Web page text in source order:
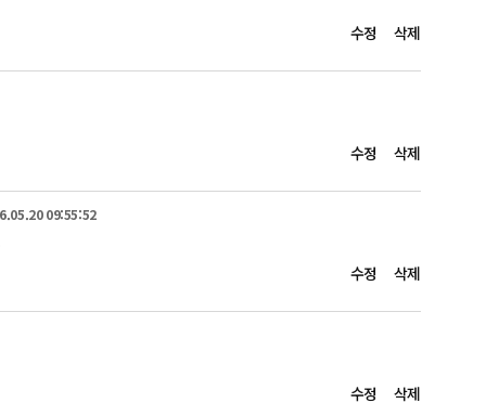
어마어마한 양의 물을 절약할 수 있겠죠?
화 역시 중요합니다.
수정 삭제
수정 삭제
09:55:52
수정 삭제
수정 삭제